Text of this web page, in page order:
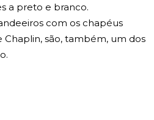
a preto e branco.
com os chapéus
Chaplin, são, também, um dos